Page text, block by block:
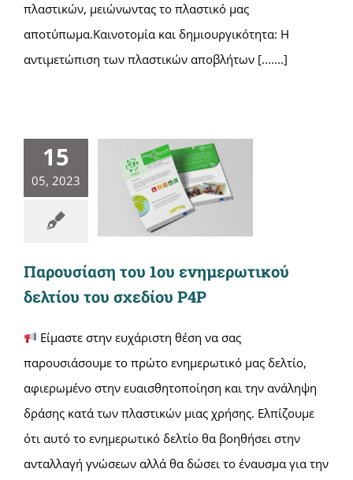
πλαστικών, μειώνωντας το πλαστικό μας
αποτύπωμα.Καινοτομία και δημιουργικότητα: Η
αντιμετώπιση των πλαστικών αποβλήτων [.......]
15
05, 2023
Παρουσίαση του 1ου ενημερωτικού
δελτίου του σχεδίου P4P
Είμαστε στην ευχάριστη θέση να σας
παρουσιάσουμε το πρώτο ενημερωτικό μας δελτίο,
αφιερωμένο στην ευαισθητοποίηση και την ανάληψη
δράσης κατά των πλαστικών μιας χρήσης. Ελπίζουμε
ότι αυτό το ενημερωτικό δελτίο θα βοηθήσει στην
ανταλλαγή γνώσεων αλλά θα δώσει το έναυσμα για την